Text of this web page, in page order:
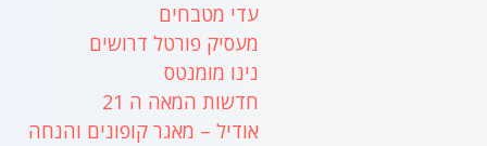
עדי מטבחים
מעסיק פורטל דרושים
נינו מומנטס
חדשות המאה ה 21
אודיל – מאגר קופונים והנחה